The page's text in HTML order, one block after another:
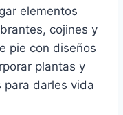
elementos
cojines y
pie con diseños
plantas y
para darles vida